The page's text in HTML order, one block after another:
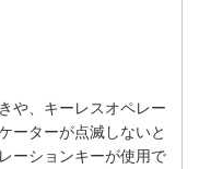
や、キーレスオペレー
ーターが点滅しないと
ーションキーが使用で